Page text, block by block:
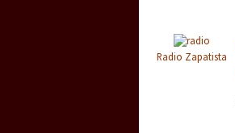
Radio Zapatista